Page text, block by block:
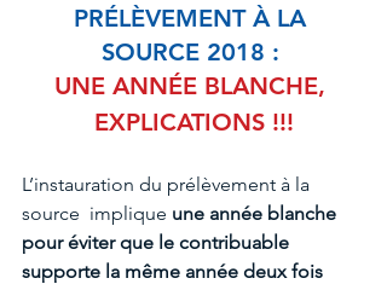
PRÉLÈVEMENT À LA
SOURCE 2018 :
UNE ANNÉE BLANCHE,
EXPLICATIONS !!!
L’instauration du prélèvement à la
source  implique une année blanche
pour éviter que le contribuable
supporte la même année deux fois